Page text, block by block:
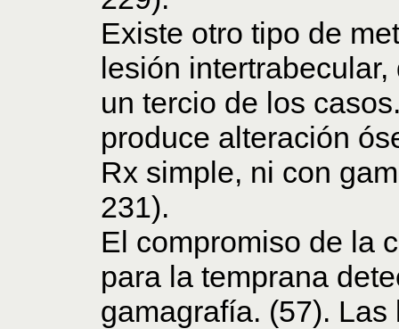
Existe otro tipo de
lesión
un tercio de los
produce alteración
Rx simple, ni con
231).
El compromiso de la
para la temprana
gamagrafía. (57).